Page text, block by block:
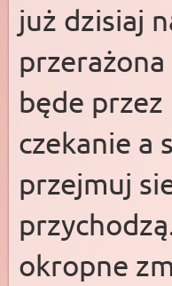
już dzisiaj
będe
czekanie a
przejmuj
okropne